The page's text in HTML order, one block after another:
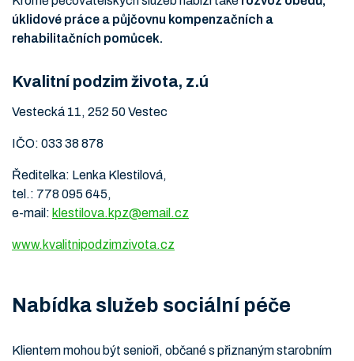
úklidové práce a půjčovnu kompenzačních a
rehabilitačních pomůcek.
Kvalitní podzim života, z.ú
Vestecká 11, 252 50 Vestec
IČO: 033 38 878
Ředitelka: Lenka Klestilová,
tel.: 778 095 645,
e-mail: klestilova.kpz@email.cz
www.kvalitnipodzimzivota.cz
Nabídka služeb sociální péče
Klientem mohou být senioři, občané s přiznaným starobním